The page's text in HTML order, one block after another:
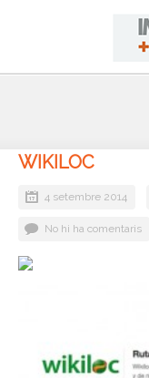
WIKILOC
4 setembre 2014
No hi ha comentaris